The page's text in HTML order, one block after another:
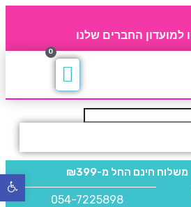
למועדון החברים שלנו
0
משלוח חינם החל מ-₪399
054-7225898
פתח